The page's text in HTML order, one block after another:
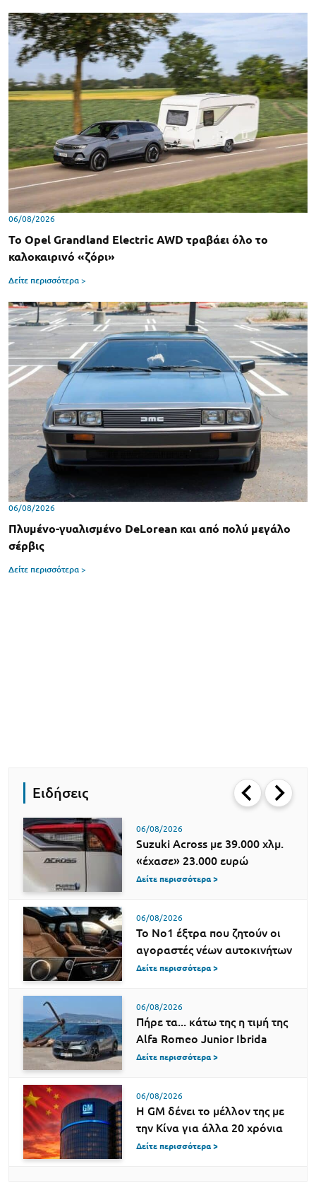
06/08/2026
Το Opel Grandland Electric AWD τραβάει όλο το
καλοκαιρινό «ζόρι»
Δείτε περισσότερα >
06/08/2026
Πλυμένο-γυαλισμένο DeLorean και από πολύ μεγάλο
σέρβις
Δείτε περισσότερα >
Ειδήσεις
06/08/2026
Suzuki Across με 39.000 χλμ.
«έχασε» 23.000 ευρώ
Δείτε περισσότερα >
06/08/2026
Το Νο1 έξτρα που ζητούν οι
αγοραστές νέων αυτοκινήτων
Δείτε περισσότερα >
06/08/2026
Πήρε τα... κάτω της η τιμή της
Alfa Romeo Junior Ibrida
Δείτε περισσότερα >
06/08/2026
Η GM δένει το μέλλον της με
την Κίνα για άλλα 20 χρόνια
Δείτε περισσότερα >